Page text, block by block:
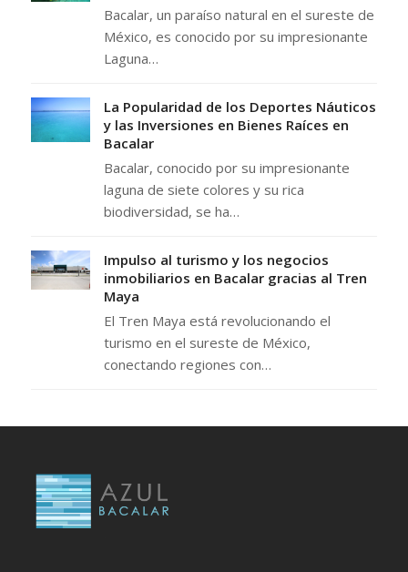
Bacalar, un paraíso natural en el sureste de
México, es conocido por su impresionante
Laguna…
La Popularidad de los Deportes Náuticos
y las Inversiones en Bienes Raíces en
Bacalar
Bacalar, conocido por su impresionante
laguna de siete colores y su rica
biodiversidad, se ha…
Impulso al turismo y los negocios
inmobiliarios en Bacalar gracias al Tren
Maya
El Tren Maya está revolucionando el
turismo en el sureste de México,
conectando regiones con…